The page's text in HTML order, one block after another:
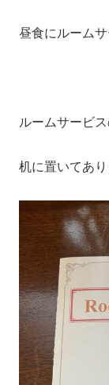
昼食にルーム
ルームサービ
机に置いてあり